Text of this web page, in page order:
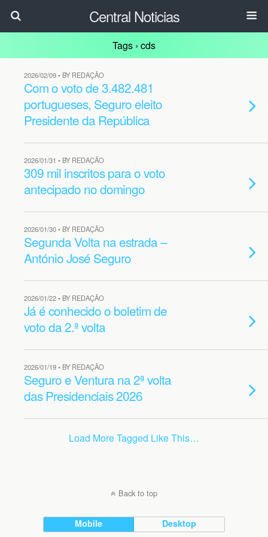
Central Noticias
Tags › cds
2026/02/09 • BY REDAÇÃO
Com o voto de 3.482.481
portugueses, Seguro eleito
Presidente da República
2026/01/31 • BY REDAÇÃO
309 mil inscritos para o voto
antecipado no domingo
2026/01/30 • BY REDAÇÃO
Segunda Volta na estrada –
António José Seguro
2026/01/22 • BY REDAÇÃO
Já é conhecido o boletim de
voto da 2.ª volta
2026/01/19 • BY REDAÇÃO
Seguro e Ventura na 2ª volta
das Presidenciais 2026
Load More Tagged Like This…
Back to top
Mobile Desktop